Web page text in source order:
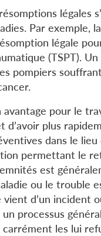
légales
Par exemple,
légale
(TSPT).
pompiers
avantage pour le
d’avoir plus
dans le
permettant le
est
ou le trouble
d’un incident
processus
carrément les lui